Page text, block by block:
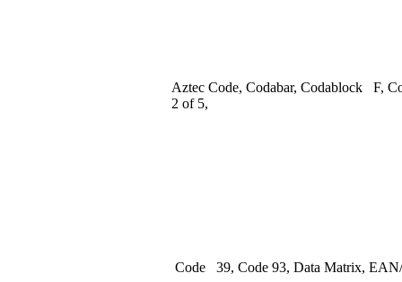
Aztec Code, Codabar, Codablock F,
2 of 5,
Code 39, Code 93, Data Matrix,